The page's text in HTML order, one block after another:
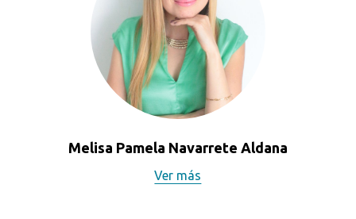
Melisa Pamela Navarrete Aldana
Ver más